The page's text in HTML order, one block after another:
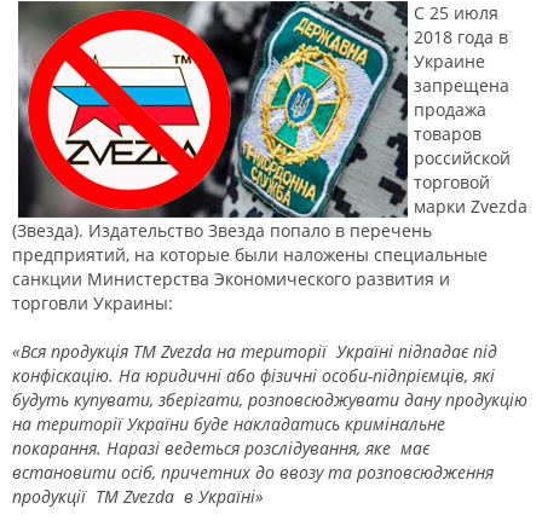
С 25 июля
2018 года в
Украине
запрещена
продажа
товаров
российской
торговой
марки Zvezda
(Звезда). Издательство Звезда попало в перечень
предприятий, на которые были наложены специальные
санкции Министерства Экономического развития и
торговли Украины:
«Вся продукція ТМ Zvezda на території Україні підпадає під
конфіскацію. На юридичні або фізичні особи-підпріємців, які
будуть купувати, зберігати, розповсюджувати дану продукцію
на території України буде накладатись кримінальне
покарання. Наразі ведеться розслідування, яке має
встановити осіб, причетних до ввозу та розповсюдження
продукції ТМ Zvezda в Україні»